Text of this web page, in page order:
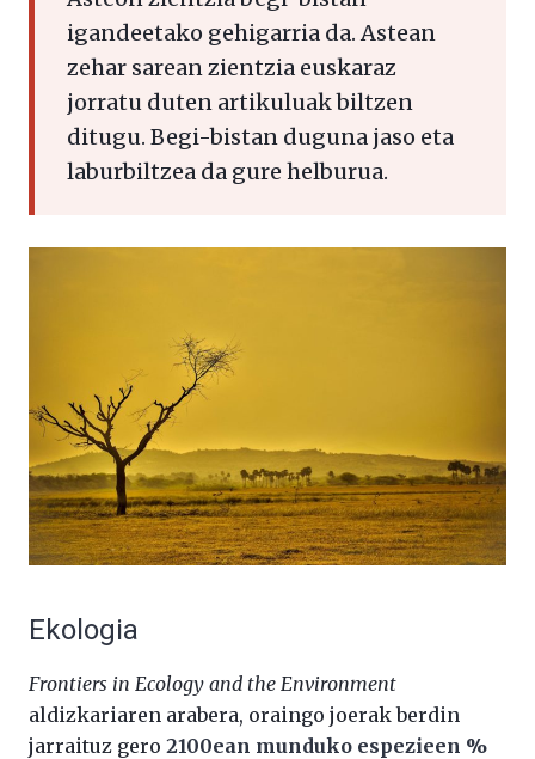
igandeetako gehigarria da. Astean
zehar sarean zientzia euskaraz
jorratu duten artikuluak biltzen
ditugu. Begi-bistan duguna jaso eta
laburbiltzea da gure helburua.
Ekologia
Frontiers in Ecology and the Environment
aldizkariaren arabera, oraingo joerak berdin
jarraituz gero 2100ean munduko espezieen %